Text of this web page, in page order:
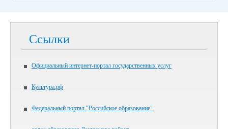
Ссылки
Официальный интернет-портал государственных услуг
Культура.рф
Федеральный портал "Российское образование"